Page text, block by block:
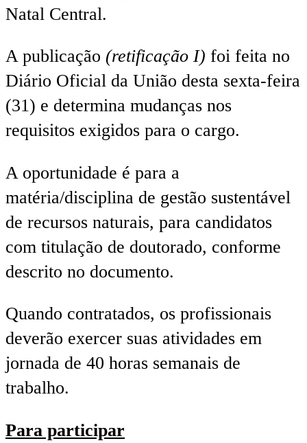
Natal Central.
A publicação (retificação I) foi feita no
Diário Oficial da União desta sexta-feira
(31) e determina mudanças nos
requisitos exigidos para o cargo.
A oportunidade é para a
matéria/disciplina de gestão sustentável
de recursos naturais, para candidatos
com titulação de doutorado, conforme
descrito no documento.
Quando contratados, os profissionais
deverão exercer suas atividades em
jornada de 40 horas semanais de
trabalho.
Para participar